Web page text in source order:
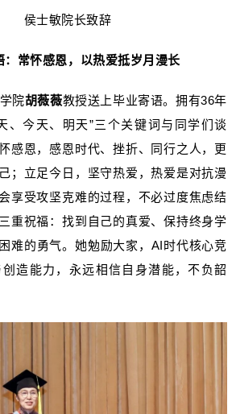
侯士敏院长致辞
：常怀感恩，以热爱抵岁月漫长
院胡薇薇教授送上毕业寄语。拥有36年
、今天、明天”三个关键词与同学们谈
感恩，感恩时代、挫折、同行之人，更
；立足今日，坚守热爱，热爱是对抗漫
享受攻坚克难的过程，不必过度焦虑结
重祝福：找到自己的真爱、保持终身学
难的勇气。她勉励大家，AI时代核心竞
造能力，永远相信自身潜能，不负韶